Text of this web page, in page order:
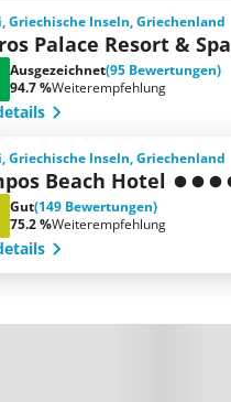
Griechische Inseln, Griechenland
Palace Resort & Spa
Ausgezeichnet(95 Bewertungen)
94.7 %Weiterempfehlung
Griechische Inseln, Griechenland
Beach Hotel
Gut(149 Bewertungen)
75.2 %Weiterempfehlung